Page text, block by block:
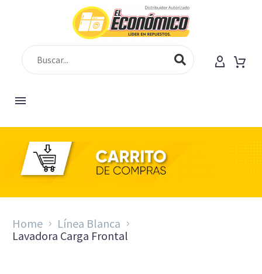
SHOP
Home
Línea Blanca
Lavadora Carga Frontal